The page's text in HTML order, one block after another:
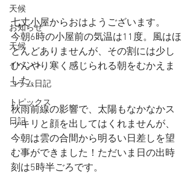
天候
お知らせ
天候
イベント
コラム日記
トピックス
日記
七丈小屋からおはようございます。
今朝6時の小屋前の気温は11度。風はほ
とんどありませんが、その割には少し
ひんやり寒く感じられる朝をむかえま
した。
秋雨前線の影響で、太陽もなかなかス
ッキリと顔を出してはくれませんが、
今朝は雲の合間から明るい日差しを望
む事ができました！ただいま日の出時
刻は5時半ごろです。